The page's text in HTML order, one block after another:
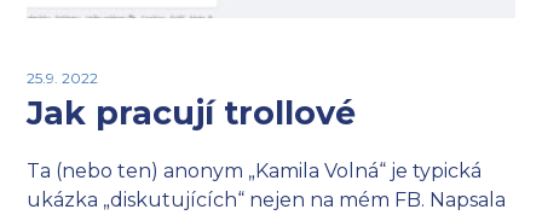
25.9. 2022
Jak pracují trollové
Ta (nebo ten) anonym „Kamila Volná“ je typická
ukázka „diskutujících“ nejen na mém FB. Napsala